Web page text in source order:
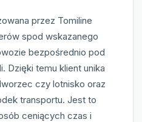
przez Tomiline
spod wskazanego
bezpośrednio pod
Dzięki temu klient unika
czy lotnisko oraz
transportu. Jest to
ceniących czas i